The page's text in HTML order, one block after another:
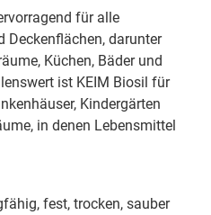
für alle
Deckenflächen, darunter
Küchen, Bäder und
ist KEIM Biosil für
Kindergärten
in denen Lebensmittel
fest, trocken, sauber